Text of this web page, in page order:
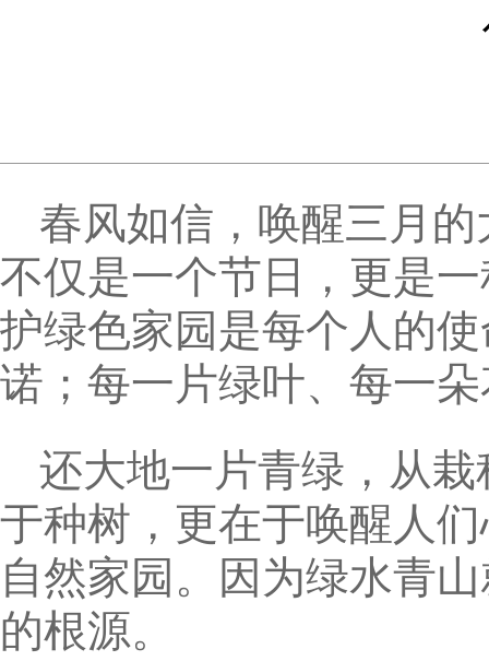
春风如信，唤醒三月
不仅是一个节日，更是
护绿色家园是每个人的
诺；每一片绿叶、每一
还大地一片青绿，从
于种树，更在于唤醒人
自然家园。因为绿水青
的根源。